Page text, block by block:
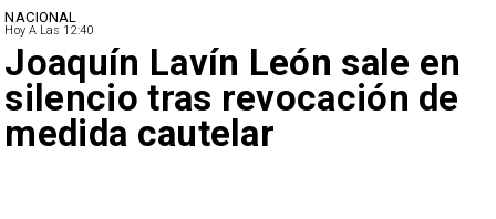
NACIONAL
Hoy A Las 12:40
Joaquín Lavín León sale en
silencio tras revocación de
medida cautelar